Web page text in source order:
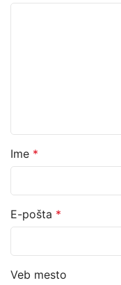
Ime *
E-pošta *
Veb mesto